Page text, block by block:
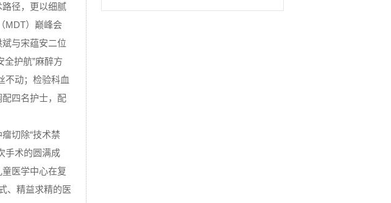
路径，更以细腻
MDT）巅峰会
与宋蕴安二位
全护航”麻醉方
不动；检验科血
配四名护士，配
切除“技术禁
手术的圆满成
医学中心在复
、精益求精的医